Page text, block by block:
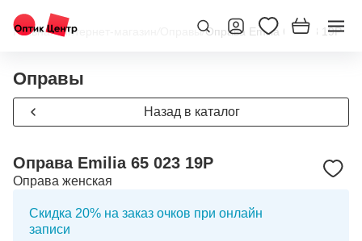
Главная/Интернет-магазин Оправы/Оправа Emilia 65 023 19P
Оправы
Назад в каталог
Оправа Emilia 65 023 19P
Оправа женская
Скидка 20% на заказ очков при онлайн
записи